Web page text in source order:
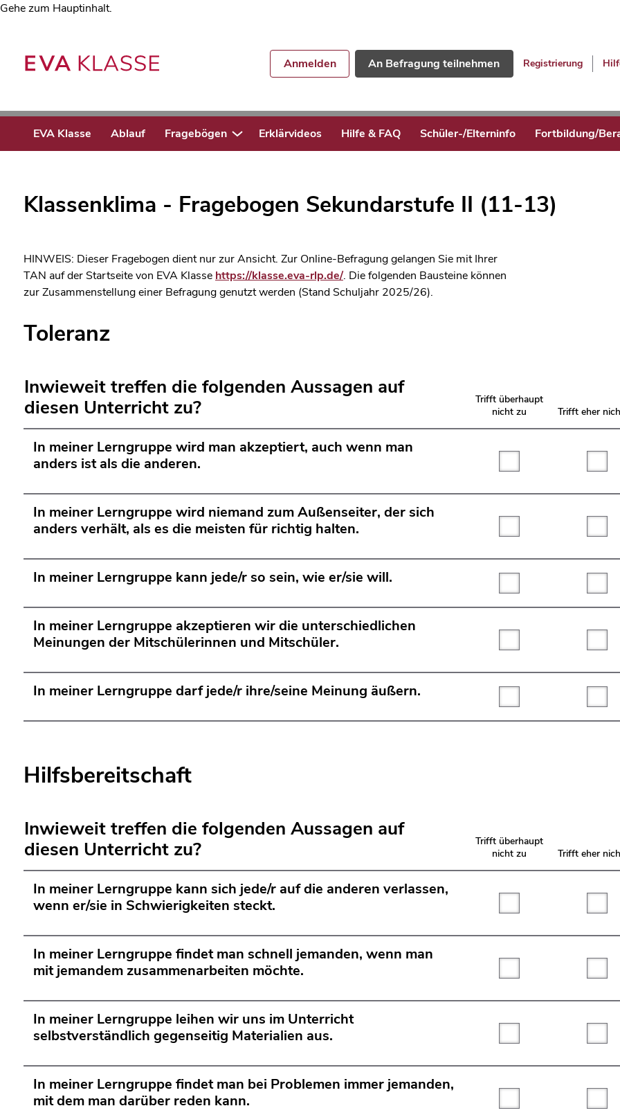
Gehe zum Hauptinhalt.
Registrierung
Anmelden An Befragung teilnehmen
EVA Klasse Ablauf Fragebögen Erklärvideos Hilfe & FAQ Schüler-/Elterninfo Fortbildung/
Klassenklima - Fragebogen Sekundarstufe II (11-13)
HINWEIS: Dieser Fragebogen dient nur zur Ansicht. Zur Online-Befragung gelangen Sie mit Ihrer
TAN auf der Startseite von EVA Klasse https://klasse.eva-rlp.de/. Die folgenden Bausteine können
zur Zusammenstellung einer Befragung genutzt werden (Stand Schuljahr 2025/26).
Toleranz
Inwieweit treffen die folgenden Aussagen auf
diesen Unterricht zu?
Trifft überhaupt
nicht zu
Trifft eher
In meiner Lerngruppe wird man akzeptiert, auch wenn man
anders ist als die anderen.
Trifft überhaupt nicht
In meiner Lerngruppe wird niemand zum Außenseiter, der sich
anders verhält, als es die meisten für richtig halten.
Trifft überhaupt nicht
In meiner Lerngruppe kann jede/r so sein, wie er/sie will.
Trifft überhaupt nicht
In meiner Lerngruppe akzeptieren wir die unterschiedlichen
Meinungen der Mitschülerinnen und Mitschüler.
Trifft überhaupt nicht
In meiner Lerngruppe darf jede/r ihre/seine Meinung äußern.
Trifft überhaupt nicht
Hilfsbereitschaft
Inwieweit treffen die folgenden Aussagen auf
diesen Unterricht zu?
Trifft überhaupt
nicht zu
Trifft eher
In meiner Lerngruppe kann sich jede/r auf die anderen verlassen,
wenn er/sie in Schwierigkeiten steckt.
Trifft überhaupt nicht
In meiner Lerngruppe findet man schnell jemanden, wenn man
mit jemandem zusammenarbeiten möchte.
Trifft überhaupt nicht
In meiner Lerngruppe leihen wir uns im Unterricht
selbstverständlich gegenseitig Materialien aus.
Trifft überhaupt nicht
In meiner Lerngruppe findet man bei Problemen immer jemanden,
mit dem man darüber reden kann.
Trifft überhaupt nicht